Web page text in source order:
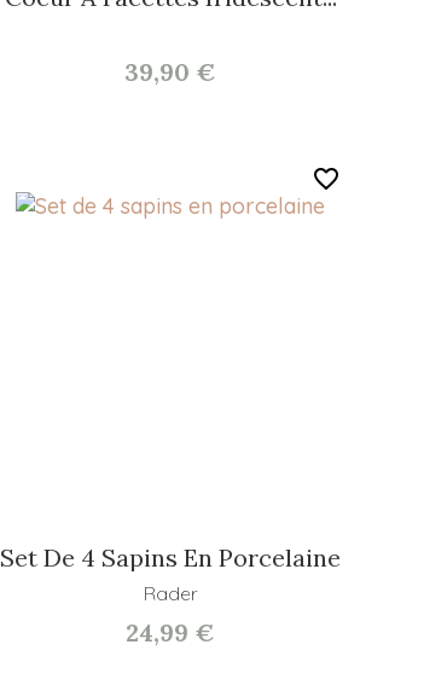
39,90 €
Set De 4 Sapins En Porcelaine
Rader
24,99 €
favorite_border